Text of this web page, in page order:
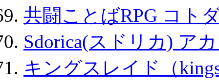
共闘ことばRPG コト
Sdorica(スドリカ) ア
キングスレイド（